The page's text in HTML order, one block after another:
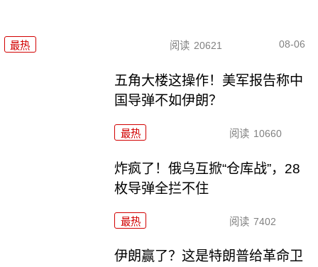
最热 阅读 20621 08-06
五角大楼这操作！美军报告称中
国导弹不如伊朗？
最热 阅读 10660
炸疯了！俄乌互掀“仓库战”，28
枚导弹全拦不住
最热 阅读 7402
伊朗赢了？这是特朗普给革命卫